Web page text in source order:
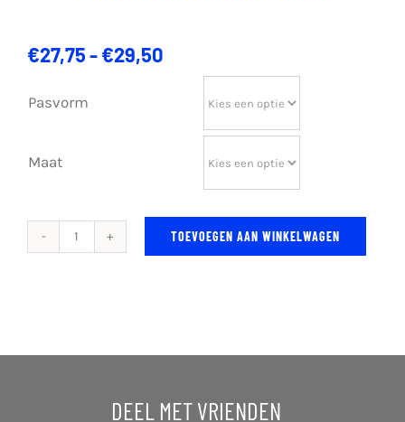
€27,75-€29,50Prijsklasse:
€27,75
€29,50
Pasvorm
Maat
Kirin
aantal
TOEVOEGEN AAN WINKELWAGEN
DEEL MET VRIENDEN